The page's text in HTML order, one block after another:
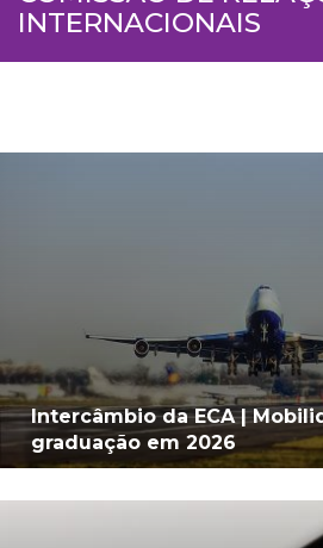
INTERNACIONAIS
Intercâmbio da ECA |
graduação em 2026